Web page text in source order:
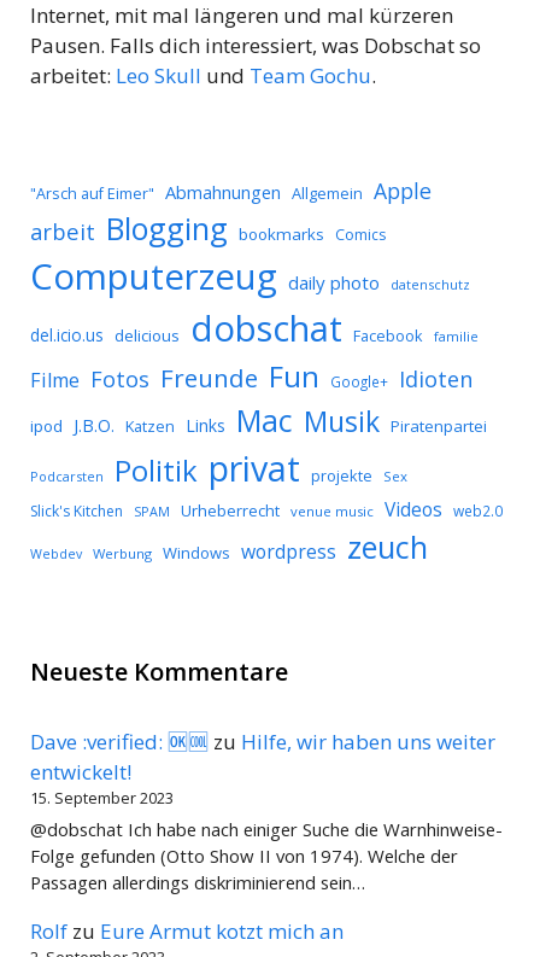
Internet, mit mal längeren und mal kürzeren
Pausen. Falls dich interessiert, was Dobschat so
arbeitet: Leo Skull und Team Gochu.
"Arsch auf Eimer" Abmahnungen Allgemein Apple
arbeit Blogging bookmarks Comics
Computerzeug daily photo datenschutz
del.icio.us delicious dobschat Facebook familie
Filme Fotos Freunde Fun Google+ Idioten
ipod J.B.O. Katzen Links Mac Musik Piratenpartei
Podcarsten Politik privat projekte Sex
Slick's Kitchen SPAM Urheberrecht venue music Videos web2.0
Webdev Werbung Windows wordpress zeuch
Neueste Kommentare
Dave :verified: 🆗🆒 zu Hilfe, wir haben uns weiter
entwickelt!
15. September 2023
@dobschat Ich habe nach einiger Suche die Warnhinweise-
Folge gefunden (Otto Show II von 1974). Welche der
Passagen allerdings diskriminierend sein…
Rolf zu Eure Armut kotzt mich an